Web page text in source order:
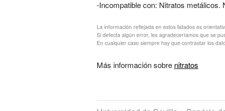
-Incompatible con: Nitratos metálicos.
La información reflejada en estos listados es
Si detecta algún error, les agradeceríamos que se
En cualquier caso siempre hay que contrastar los
Más información sobre nitratos